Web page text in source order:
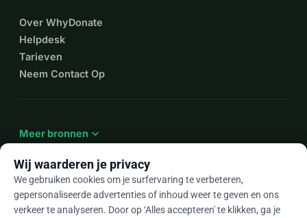
Over WhyDonate
Helpdesk
Tarieven
Neem Contact Op
Meer bronnen expand_more
Nlarrow_drop_down
Wij waarderen je privacy
We gebruiken cookies om je surfervaring te verbeteren,
gepersonaliseerde advertenties of inhoud weer te geven en ons
verkeer te analyseren. Door op ‘Alles accepteren' te klikken, ga je